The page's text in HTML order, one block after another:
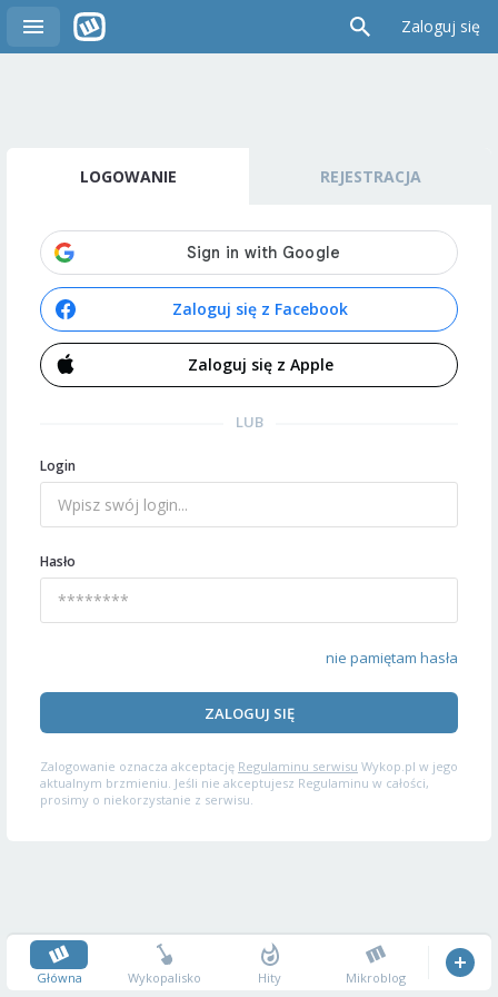
Zaloguj się
LOGOWANIE REJESTRACJA
Zaloguj się z Facebook
Zaloguj się z Apple
LUB
Login
Hasło
nie pamiętam hasła
ZALOGUJ SIĘ
Zalogowanie oznacza akceptację Regulaminu serwisu Wykop.pl w jego
aktualnym brzmieniu. Jeśli nie akceptujesz Regulaminu w całości,
prosimy o niekorzystanie z serwisu.
Główna Wykopalisko Hity Mikroblog